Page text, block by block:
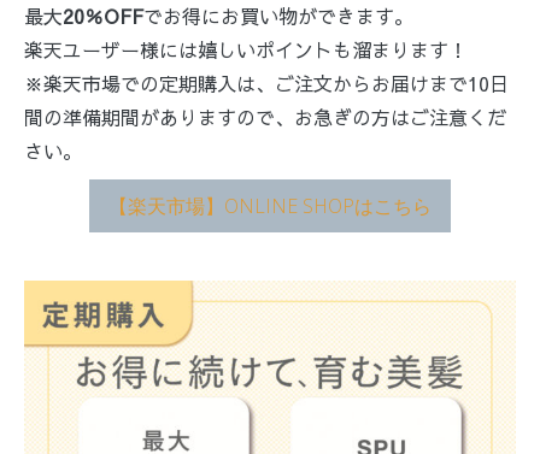
最大20％OFFでお得にお買い物ができます。
楽天ユーザー様には嬉しいポイントも溜まります！
※楽天市場での定期購入は、ご注文からお届けまで10日
間の準備期間がありますので、お急ぎの方はご注意くだ
さい。
【楽天市場】ONLINE SHOPはこちら